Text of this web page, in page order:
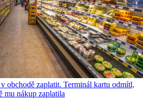
obchodě zaplatit. Terminál kartu odmítl,
mu nákup zaplatila